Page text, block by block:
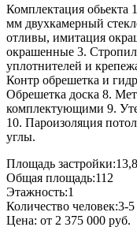
Комплектация
мм двухкамерный
отливы, имитация
окрашенные 3.
уплотнителей и
Контр обрешетка и
Обрешетка доска 8.
комплектующими 9.
10. Пароизоляция
углы.
Площадь застройки:
Общая площадь:112
Этажность:1
Количество человек:3-5
Цена: от 2 375 000 руб.